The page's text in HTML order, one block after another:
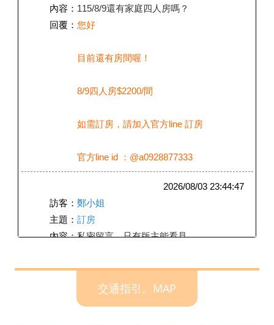
內容： 115/8/9還有家庭四人房嗎？
回覆： 您好
目前還有房間喔！
8/9四人房$2200/間
如需訂房，請加入官方line 訂房
官方line id ：@a0928877333
2026/08/03 23:44:47
訪客： 鄭小姐
主題： 訂房
內容：私密留言，只有版主能看見
訪客：陳小姐
交通指引。MAP